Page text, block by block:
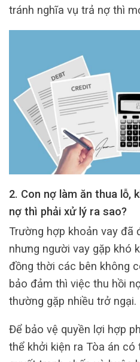
tránh nghĩa vụ trả nợ thì
2. Con nợ làm ăn thua lỗ,
nợ thì phải xử lý ra sao?
Trường hợp khoản vay đã
nhưng người vay gặp khó
đồng thời các bên không
bảo đảm thì việc thu hồi
thường gặp nhiều trở ngại.
Để bảo vệ quyền lợi hợp
thể khởi kiện ra Tòa án có